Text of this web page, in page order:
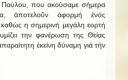
που ακούσαμε σήμερα
ἀποτελοῦν ἀφορμή ἑνός
η σημερινή μεγάλη εορτή
την φανέρωση της Θείας
ἐκείνη δύναμη γιά τήν